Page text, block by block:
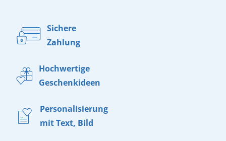
Sichere
Zahlung
Hochwertige
Geschenkideen
Personalisierung
mit Text, Bild